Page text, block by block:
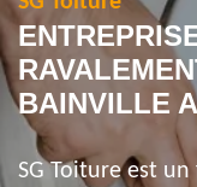
BAINVILLE
SG Toiture est